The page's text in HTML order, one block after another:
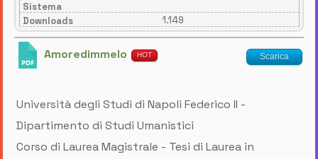
Sistema
Downloads
1.149
Amoredimmelo HOT Scarica
Università degli Studi di Napoli Federico II -
Dipartimento di Studi Umanistici
Corso di Laurea Magistrale - Tesi di Laurea in